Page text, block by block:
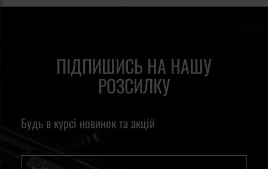
ПІДПИШИСЬ НА НАШУ
РОЗСИЛКУ
Будь в курсі новинок та акцій